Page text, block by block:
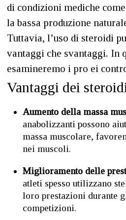
di condizioni mediche
la bassa produzione
Tuttavia, l’uso di steroidi
vantaggi che svantaggi. In
esamineremo i pro ei
Vantaggi dei steroidi
Aumento della massa
anabolizzanti possono
massa muscolare,
nei muscoli.
Miglioramento delle
atleti spesso utilizzano
loro prestazioni durante
competizioni.